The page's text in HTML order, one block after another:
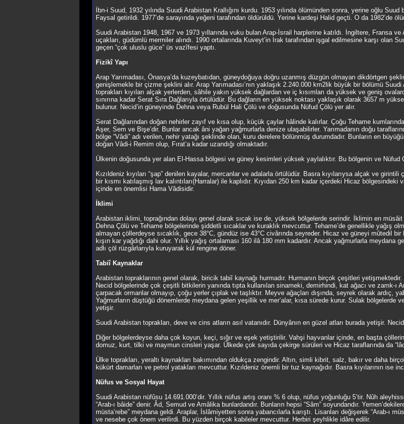
İbn-i Suud, 1932 yılında Suudi Arabistan Krallığını kurdu. 1953 yılında ölümünden sonra, yerine oğlu
Faysal getirildi. 1977’de sarayında yeğeni tarafından öldürüldü. Yerine kardeşi Halid geçti. O da 1982’de
Suudi Arabistan 1948, 1967 ve 1973 yıllarında vuku bulan Arap-İsrail harplerine katıldı. İngiltere, Fransa
uçakları, güdümlü mermiler alındı. 1990 ortalarında Kuveyt’in Irak tarafından işgal edilmesine karşı olan
geçen “çok uluslu güce” üs vazîfesi yaptı.
Fizikî Yapı
Arap Yarımadası, Önasya’da kuzeybatıdan, güneydoğuya doğru uzanmış düzgün olmayan dikdörtgen
genişlemekle bir çizme şeklini alır. Arap Yarımadası’nın yaklaşık 2.240.000 km2lik büyük bir bölümü
toprakları kıyıları alçak yerlerden, sâhile yakın yüksek dağlardan ve iç kısımları da yüksek ve geniş
sınırına kadar Serat Sıra Dağlarıyla örtülüdür. Bu dağların en yüksek noktası yaklaşık olarak 3657 m
bulunur. Necid’in güneyinde Dehna veya Rubül Hali Çölü ve doğusunda Nüfud Çölü yer alır.
Serat Dağlarından doğan nehirler zayıf ve kısa olup, küçük çaylar hâlinde kalırlar. Çoğu Tehame
Aşer, Sem ve Bişe’dir. Bunlar ancak âni yağan yağmurlarla denize ulaşabilirler. Yarımadanın doğu
bölge “Vâdi” adı verilen, nehir yatağı şeklinde olan, kuru derelere bölünmüş durumdadır. Bunların en
doğan Vâdi-i Remim olup, Fırat’a kadar uzandığı olmaktadır.
Ülkenin doğusunda yer alan El-Hassa bölgesi ve güney kesimleri yüksek yaylalıktır. Bu bölgenin ve Nüfud
Kızıldeniz kıyıları “şap” denilen kayalar, mercanlar ve adalarla örtülüdür. Basra kıyılarıysa alçak ve girintili
bir kısmı katılaşmış lav kalıntıları(Harralar) ile kaplıdır. Kıyıdan 250 km kadar içerdeki Hicaz
içinde en önemlisi Hama Vâdisidir.
İklimi
Arabistan iklimi, toprağından dolayı genel olarak sıcak ise de, yüksek bölgelerde serindir. İklimin en
Dehna Çölü ve Tehame bölgelerinde şiddetli sıcaklar ve kuraklık mevcuttur. Tehame’de genellikle yağış
almayan çöllerdeyse sıcaklık, gece 38°C, gündüz ise 43°C civârında seyreder. Hicaz ve güneyi mûtedil
kışın kar yağdığı dahi olur. Yıllık yağış ortalaması 160 ilâ 180 mm kadardır. Ancak yağmurlarla
adlı çöl rüzgârlarıyla kuruyarak kül rengine döner.
Tabiî Kaynaklar
Arabistan topraklarının genel olarak, biricik tabiî kaynağı hurmadır. Hurmanın birçok çeşitleri
Necid bölgelerinde çok çeşitli bitkilerin yanında tıpta kullanılan sinameki, demirhindi, kat ağacı ve zamk-
çarpacak ormanlar olmayıp, çoğu yerler çıplak ve taşlıktır. Meyve ağaçları dışında, seyrek olarak ardıç,
Yağmurların düştüğü dönemlerde meydana gelen yeşillik ve mer’alar, kısa sürede kurur. Sulak bölgelerde
yetişir.
Suudi Arabistan toprakları, deve ve cins atların asıl vatanıdır. Dünyânın en güzel atları burada yetişir.
Diğer bölgelerdeyse daha çok koyun, keçi, sığır ve eşek yetiştirilir. Vahşi hayvanlar içinde, en başta
domuz, kurt, tilki ve maymun cinsleri yaşar. Ülkede çok sayıda çekirge sürüleri ve Hicaz taraflarında da
Ülke toprakları, yeraltı kaynakları bakımından oldukça zengindir. Altın, simli kibrit, salz, bakır ve daha
kükürt damarları ve petrol yatakları mevcuttur. Kızıldeniz önemli bir tuz kaynağıdır. Basra kıyılarının ise
Nüfus ve Sosyal Hayat
Suudi Arabistan nüfûsu 14.691.000’dir. Yıllık nüfus artış oranı % 6 olup, nüfus yoğunluğu 5’tir. Nûh
“Arab-ı bâide” denir. Âd, Semud ve Amâlika bunlardandır. Bunların hepsi “Sâm” soyundandır.
müsta’rebe” meydana geldi. Araplar, İslâmiyetten sonra yabancılarla karıştı. Lisanları değişerek “Arab-ı
ve nesebe çok önem verilirdi. Bu yüzden birçok kabileler mevcuttur. Herbiri şeyhlikle idâre edilir.